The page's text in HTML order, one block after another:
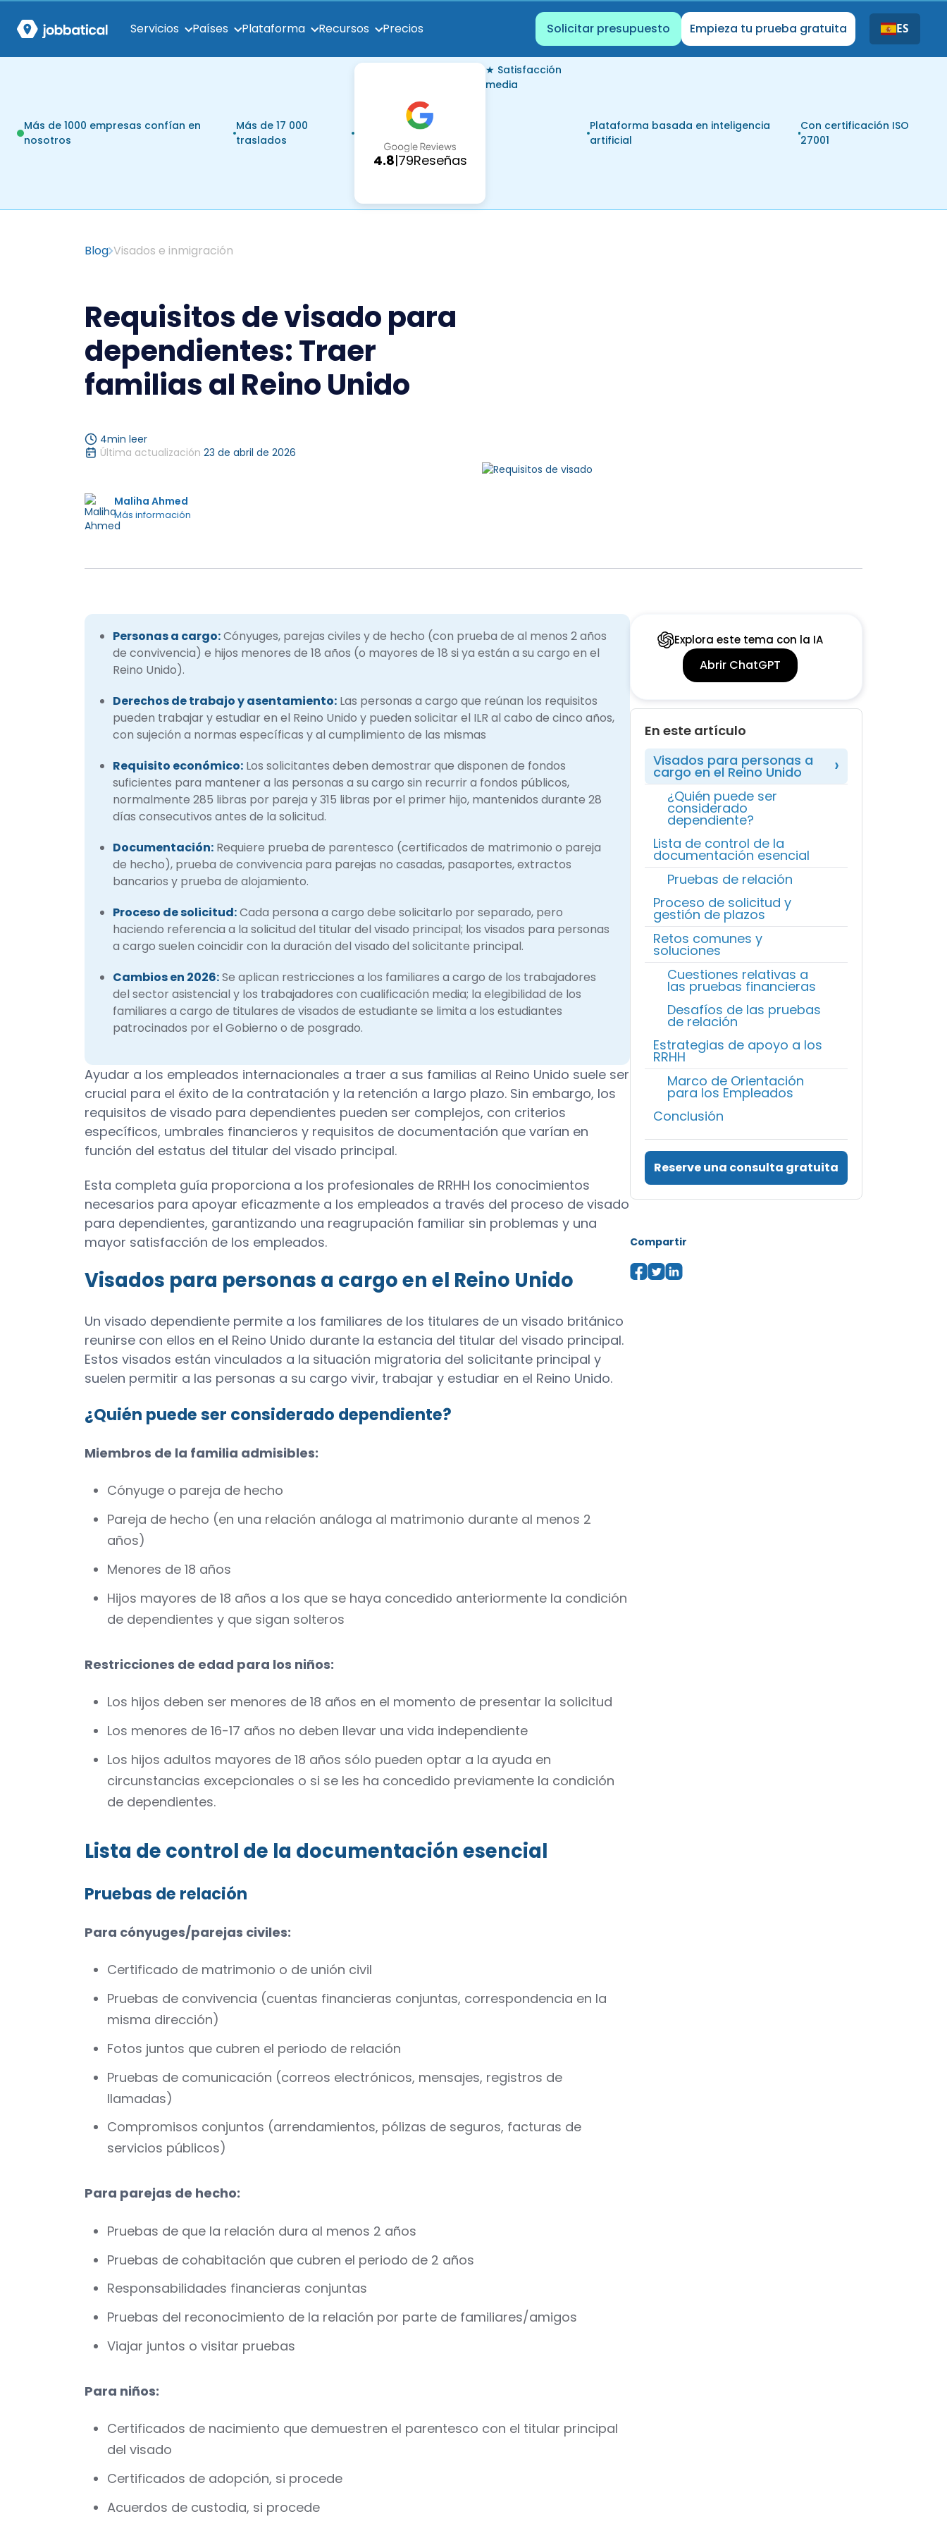
Servicios Países Plataforma Recursos Precios Solicitar presupuesto Empieza tu prueba gratuita ES
Más de 1000 empresas confían en
nosotros
Más de 17 000
traslados
4.8|79Reseñas
★ Satisfacción
media
Plataforma basada en inteligencia
artificial
Con certificación ISO
27001
Blog Visados e inmigración
Requisitos de visado para
dependientes: Traer
familias al Reino Unido
4min leer
Última actualización 23 de abril de 2026
Maliha Ahmed
Más información
Personas a cargo:Cónyuges, parejas civiles y de hecho (con prueba de al menos 2 años
de convivencia) e hijos menores de 18 años (o mayores de 18 si ya están a su cargo en el
Reino Unido).
Derechos de trabajo y asentamiento: Las personas a cargo que reúnan los requisitos
pueden trabajar y estudiar en el Reino Unido y pueden solicitar el ILR al cabo de cinco años,
con sujeción a normas específicas y al cumplimiento de las mismas
Requisito económico: Los solicitantes deben demostrar que disponen de fondos
suficientes para mantener a las personas a su cargo sin recurrir a fondos públicos,
normalmente 285 libras por pareja y 315 libras por el primer hijo, mantenidos durante 28
días consecutivos antes de la solicitud.
Documentación: Requiere prueba de parentesco (certificados de matrimonio o pareja
de hecho), prueba de convivencia para parejas no casadas, pasaportes, extractos
bancarios y prueba de alojamiento.
Proceso de solicitud:Cada persona a cargo debe solicitarlo por separado, pero
haciendo referencia a la solicitud del titular del visado principal; los visados para personas
a cargo suelen coincidir con la duración del visado del solicitante principal.
Cambios en 2026:Se aplican restricciones a los familiares a cargo de los trabajadores
del sector asistencial y los trabajadores con cualificación media; la elegibilidad de los
familiares a cargo de titulares de visados de estudiante se limita a los estudiantes
patrocinados por el Gobierno o de posgrado.
Ayudar a los empleados internacionales a traer a sus familias al Reino Unido suele ser
crucial para el éxito de la contratación y la retención a largo plazo. Sin embargo, los
requisitos de visado para dependientes pueden ser complejos, con criterios
específicos, umbrales financieros y requisitos de documentación que varían en
función del estatus del titular del visado principal.
Esta completa guía proporciona a los profesionales de RRHH los conocimientos
necesarios para apoyar eficazmente a los empleados a través del proceso de visado
para dependientes, garantizando una reagrupación familiar sin problemas y una
mayor satisfacción de los empleados.
Visados para personas a cargo en el Reino Unido
Un visado dependiente permite a los familiares de los titulares de un visado británico
reunirse con ellos en el Reino Unido durante la estancia del titular del visado principal.
Estos visados están vinculados a la situación migratoria del solicitante principal y
suelen permitir a las personas a su cargo vivir, trabajar y estudiar en el Reino Unido.
¿Quién puede ser considerado dependiente?
Miembros de la familia admisibles:
Cónyuge o pareja de hecho
Pareja de hecho (en una relación análoga al matrimonio durante al menos 2
años)
Menores de 18 años
Hijos mayores de 18 años a los que se haya concedido anteriormente la condición
de dependientes y que sigan solteros
Restricciones de edad para los niños:
Los hijos deben ser menores de 18 años en el momento de presentar la solicitud
Los menores de 16-17 años no deben llevar una vida independiente
Los hijos adultos mayores de 18 años sólo pueden optar a la ayuda en
circunstancias excepcionales o si se les ha concedido previamente la condición
de dependientes.
Lista de control de la documentación esencial
Pruebas de relación
Para cónyuges/parejas civiles:
Certificado de matrimonio o de unión civil
Pruebas de convivencia (cuentas financieras conjuntas, correspondencia en la
misma dirección)
Fotos juntos que cubren el periodo de relación
Pruebas de comunicación (correos electrónicos, mensajes, registros de
llamadas)
Compromisos conjuntos (arrendamientos, pólizas de seguros, facturas de
servicios públicos)
Para parejas de hecho:
Pruebas de que la relación dura al menos 2 años
Pruebas de cohabitación que cubren el periodo de 2 años
Responsabilidades financieras conjuntas
Pruebas del reconocimiento de la relación por parte de familiares/amigos
Viajar juntos o visitar pruebas
Para niños:
Certificados de nacimiento que demuestren el parentesco con el titular principal
del visado
Certificados de adopción, si procede
Acuerdos de custodia, si procede
Explora este tema con la IA
Abrir ChatGPT
En este artículo
Visados para personas a
cargo en el Reino Unido
¿Quién puede ser
considerado
dependiente?
Lista de control de la
documentación esencial
Pruebas de relación
Proceso de solicitud y
gestión de plazos
Retos comunes y
soluciones
Cuestiones relativas a
las pruebas financieras
Desafíos de las pruebas
de relación
Estrategias de apoyo a los
RRHH
Marco de Orientación
para los Empleados
Conclusión
Reserve una consulta gratuita
Compartir